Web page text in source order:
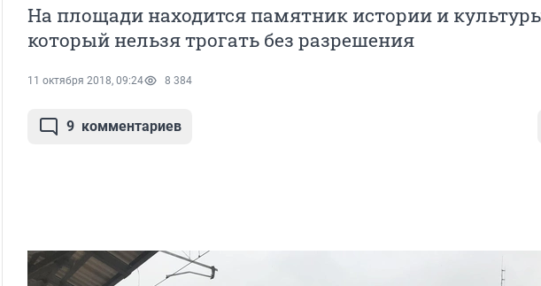
На площади находится памятник истории и
который нельзя трогать без разрешения
11 октября 2018, 09:24 8 384
9 комментариев